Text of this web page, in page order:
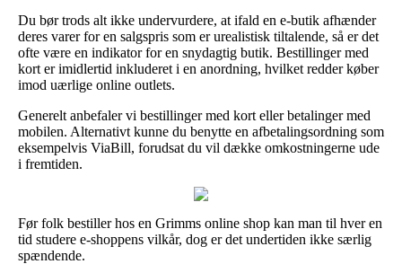
Du bør trods alt ikke undervurdere, at ifald en e-butik afhænder
deres varer for en salgspris som er urealistisk tiltalende, så er det
ofte være en indikator for en snydagtig butik. Bestillinger med
kort er imidlertid inkluderet i en anordning, hvilket redder køber
imod uærlige online outlets.
Generelt anbefaler vi bestillinger med kort eller betalinger med
mobilen. Alternativt kunne du benytte en afbetalingsordning som
eksempelvis ViaBill, forudsat du vil dække omkostningerne ude
i fremtiden.
Før folk bestiller hos en Grimms online shop kan man til hver en
tid studere e-shoppens vilkår, dog er det undertiden ikke særlig
spændende.